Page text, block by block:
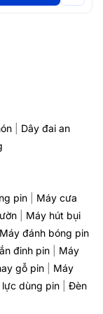
Dây đai an
pin
Máy cưa
Máy hút bụi
Máy đánh bóng pin
đinh pin
Máy
gỗ pin
Máy
dùng pin
Đèn